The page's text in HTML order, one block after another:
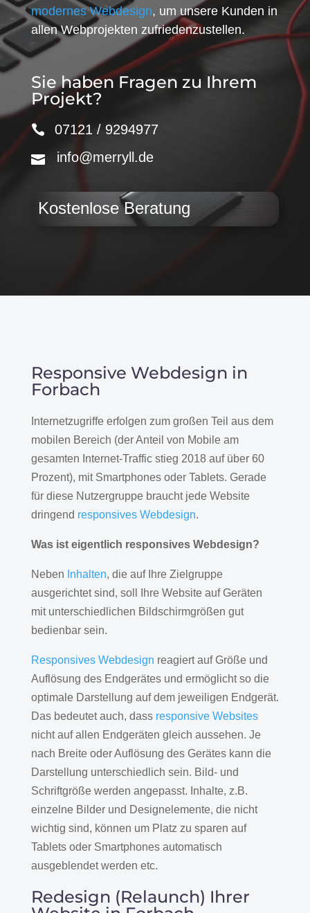
modernes Webdesign, um unsere Kunden in
allen Webprojekten zufriedenzustellen.
Sie haben Fragen zu Ihrem
Projekt?
07121 / 9294977
info@merryll.de
Kostenlose Beratung
Responsive Webdesign in
Forbach
Internetzugriffe erfolgen zum großen Teil aus dem
mobilen Bereich (der Anteil von Mobile am
gesamten Internet-Traffic stieg 2018 auf über 60
Prozent), mit Smartphones oder Tablets. Gerade
für diese Nutzergruppe braucht jede Website
dringend responsives Webdesign.
Was ist eigentlich responsives Webdesign?
Neben Inhalten, die auf Ihre Zielgruppe
ausgerichtet sind, soll Ihre Website auf Geräten
mit unterschiedlichen Bildschirmgrößen gut
bedienbar sein.
Responsives Webdesign reagiert auf Größe und
Auflösung des Endgerätes und ermöglicht so die
optimale Darstellung auf dem jeweiligen Endgerät.
Das bedeutet auch, dass responsive Websites
nicht auf allen Endgeräten gleich aussehen. Je
nach Breite oder Auflösung des Gerätes kann die
Darstellung unterschiedlich sein. Bild- und
Schriftgröße werden angepasst. Inhalte, z.B.
einzelne Bilder und Designelemente, die nicht
wichtig sind, können um Platz zu sparen auf
Tablets oder Smartphones automatisch
ausgeblendet werden etc.
Redesign (Relaunch) Ihrer